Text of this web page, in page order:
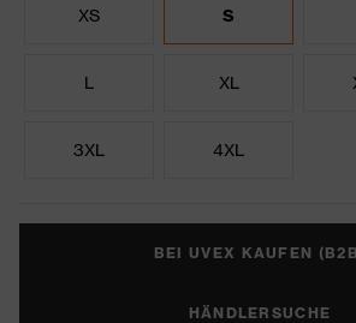
XS S
L XL
3XL 4XL
BEI UVEX KAUFEN
HÄNDLERSUCHE